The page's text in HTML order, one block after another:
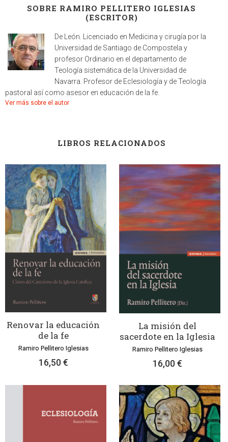
SOBRE RAMIRO PELLITERO IGLESIAS
(ESCRITOR)
De León. Licenciado en Medicina y cirugía por la
Universidad de Santiago de Compostela y
profesor Ordinario en el departamento de
Teología sistemática de la Universidad de
Navarra. Profesor de Eclesiología y de Teología
pastoral así como asesor en educación de la fe.
Ver más sobre el autor
LIBROS RELACIONADOS
Renovar la educación
de la fe
Ramiro Pellitero Iglesias
16,50 €
La misión del
sacerdote en la Iglesia
Ramiro Pellitero Iglesias
16,00 €